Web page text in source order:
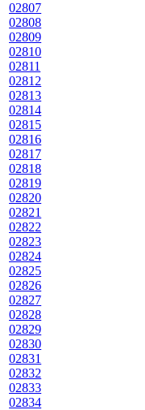
02807
02808
02809
02810
02811
02812
02813
02814
02815
02816
02817
02818
02819
02820
02821
02822
02823
02824
02825
02826
02827
02828
02829
02830
02831
02832
02833
02834